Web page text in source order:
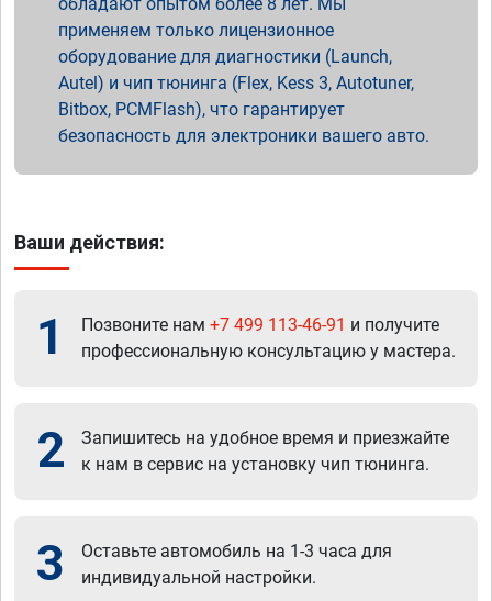
применяем только лицензионное
оборудование для диагностики (Launch,
Autel) и чип тюнинга (Flex, Kess 3, Autotuner,
Bitbox, PCMFlash), что гарантирует
безопасность для электроники вашего авто.
Ваши действия:
1 Позвоните нам +7 499 113-46-91 и получите
профессиональную консультацию у мастера.
2
Запишитесь на удобное время и приезжайте
к нам в сервис на установку чип тюнинга.
3
Оставьте автомобиль на 1-3 часа для
индивидуальной настройки.